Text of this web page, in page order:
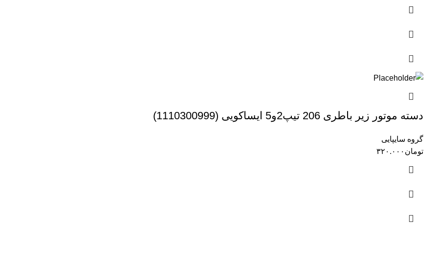
دسته موتور زیر باطری 206 تیپ2و5 ایساکویی (1110300999)
گروه سایپایی
تومان ۳۲۰.۰۰۰